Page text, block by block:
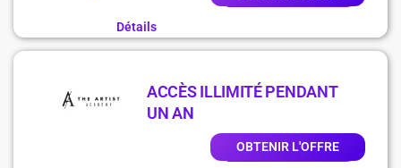
Détails
ACCÈS ILLIMITÉ PENDANT
UN AN
OBTENIR L'OFFRE